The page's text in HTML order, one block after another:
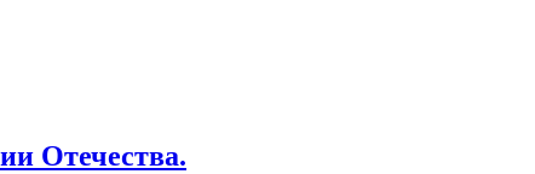
Отечества.